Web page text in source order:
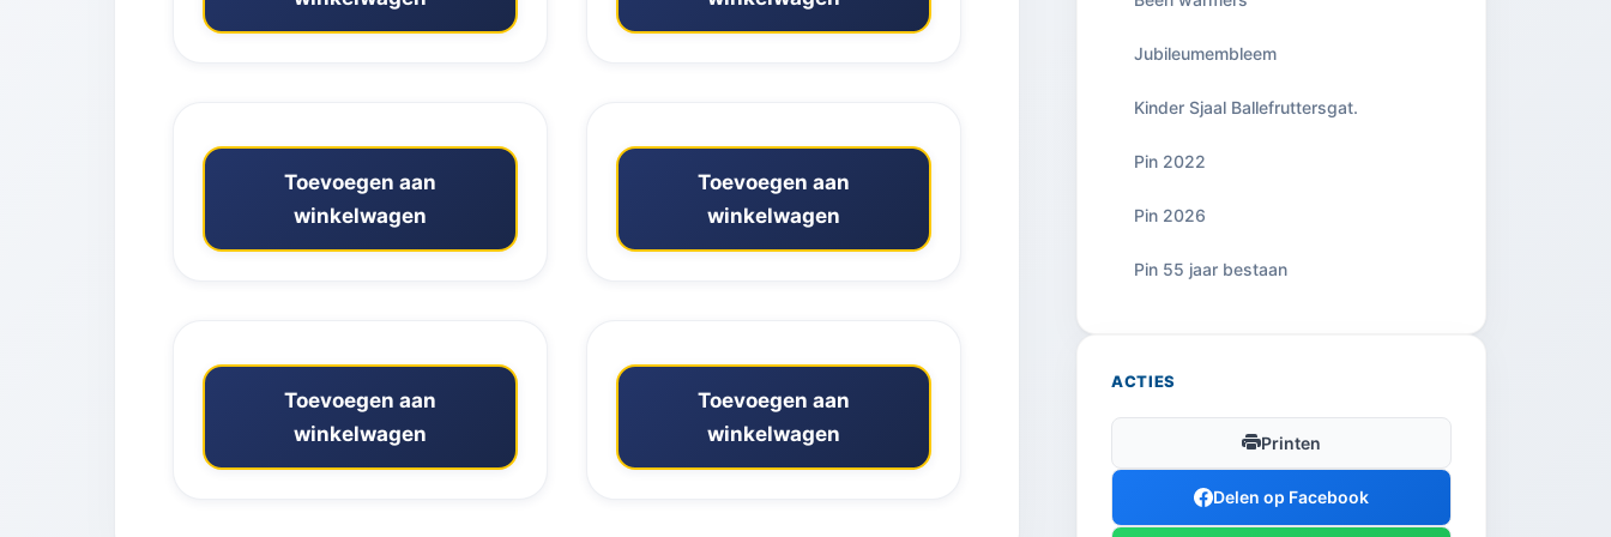
Toevoegen aan
winkelwagen
Toevoegen aan
winkelwagen
Toevoegen aan
winkelwagen
Toevoegen aan
winkelwagen
Jubileumembleem
Kinder Sjaal Ballefruttersgat.
Pin 2022
Pin 2026
Pin 55 jaar bestaan
ACTIES
Printen
Delen op Facebook